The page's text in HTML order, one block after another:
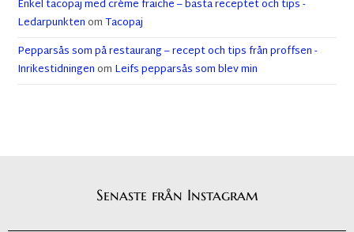
Enkel tacopaj med crème fraiche – bästa receptet och tips -
LedarpunktenomTacopaj
Pepparsås som på restaurang – recept och tips från proffsen -
Inrikestidningenom Leifs pepparsås som blev min
Senaste från Instagram